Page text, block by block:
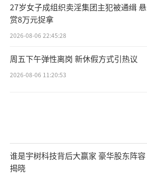
27岁女子成组织卖淫集团主犯被通缉 悬
赏8万元捉拿
2026-08-06 22:45:28
周五下午弹性离岗 新休假方式引热议
2026-08-06 11:20:53
谁是宇树科技背后大赢家 豪华股东阵容
揭晓